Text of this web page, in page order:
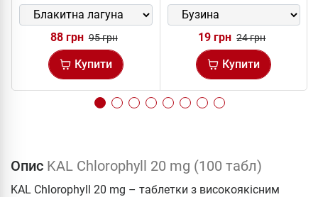
88 грн 95 грн
Купити
19 грн 24 грн
Купити
Опис KAL Chlorophyll 20 mg (100 табл)
KAL Chlorophyll 20 mg – таблетки з високоякісним